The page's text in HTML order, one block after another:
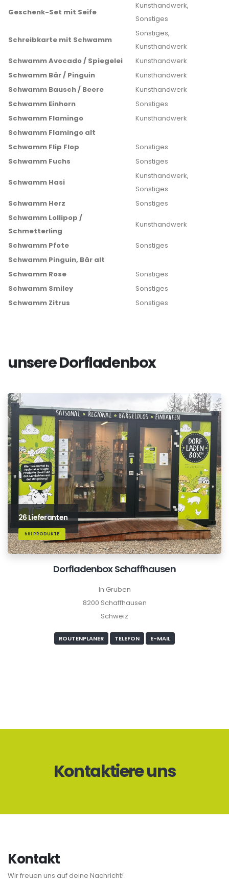
Geschenk-Set mit Seife
Kunsthandwerk,
Sonstiges
Schreibkarte mit Schwamm
Sonstiges,
Kunsthandwerk
Schwamm Avocado / Spiegelei
Kunsthandwerk
Schwamm Bär / Pinguin
Kunsthandwerk
Schwamm Bausch / Beere
Kunsthandwerk
Schwamm Einhorn
Sonstiges
Schwamm Flamingo
Kunsthandwerk
Schwamm Flamingo alt
Schwamm Flip Flop
Sonstiges
Schwamm Fuchs
Sonstiges
Schwamm Hasi
Kunsthandwerk,
Sonstiges
Schwamm Herz
Sonstiges
Schwamm Lollipop /
Schmetterling
Kunsthandwerk
Schwamm Pfote
Sonstiges
Schwamm Pinguin, Bär alt
Schwamm Rose
Sonstiges
Schwamm Smiley
Sonstiges
Schwamm Zitrus
Sonstiges
unsere Dorfladenbox
26 Lieferanten
561 PRODUKTE
Dorfladenbox Schaffhausen
In Gruben
8200 Schaffhausen
Schweiz
ROUTENPLANER TELEFON E-MAIL
Kontaktiere uns
Kontakt
Wir freuen uns auf deine Nachricht!